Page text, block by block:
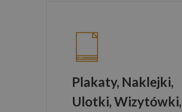
Plakaty, Naklejki,
Ulotki, Wizytówki,